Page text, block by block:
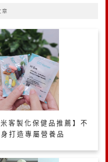
章
客製化保健品推薦】不
打造專屬營養品